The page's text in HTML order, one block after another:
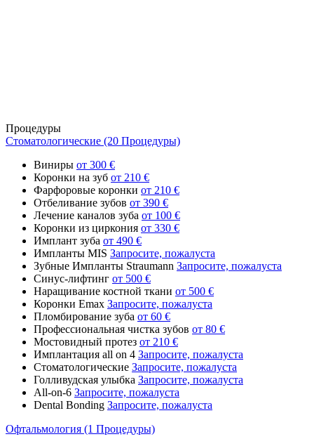
Процедуры
Стоматологические (20 Процедуры)
Виниры от 300 €
Коронки на зуб от 210 €
Фарфоровые коронки от 210 €
Отбеливание зубов от 390 €
Лечение каналов зуба от 100 €
Коронки из циркония от 330 €
Имплант зуба от 490 €
Импланты MIS Запросите, пожалуста
Зубные Импланты Straumann Запросите, пожалуста
Синус-лифтинг от 500 €
Наращивание костной ткани от 500 €
Коронки Emax Запросите, пожалуста
Пломбирование зуба от 60 €
Профессиональная чистка зубов от 80 €
Мостовидный протез от 210 €
Имплантация all on 4 Запросите, пожалуста
Стоматологические Запросите, пожалуста
Голливудская улыбка Запросите, пожалуста
All-on-6 Запросите, пожалуста
Dental Bonding Запросите, пожалуста
Офтальмология (1 Процедуры)